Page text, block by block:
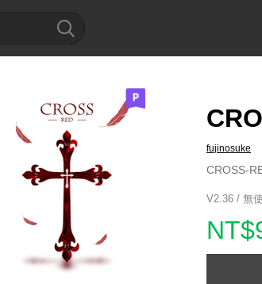
fujinosuke
CROSS-
V2.36 / 無